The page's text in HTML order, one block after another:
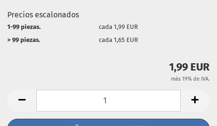
Precios escalonados
1-99 piezas.
cada 1,99 EUR
> 99 piezas.
cada 1,65 EUR
1,99 EUR
más 19% de IVA.